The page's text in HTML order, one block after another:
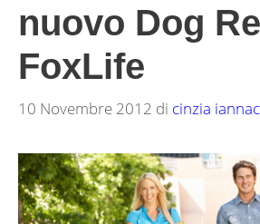
nuovo Dog
FoxLife
10 Novembre 2012 di cinzia